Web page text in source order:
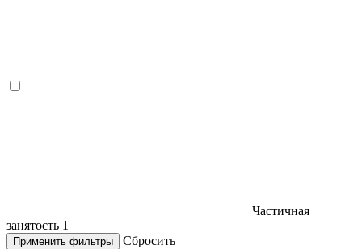
Частичная
занятость 1
Применить фильтры
Сбросить